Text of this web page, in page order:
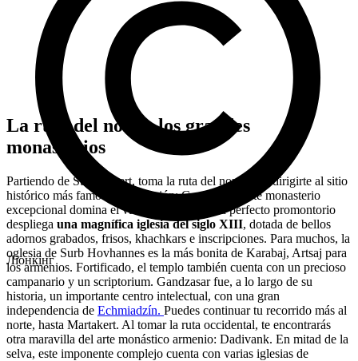
Ліонкінг
La ruta del norte: los grandes
monasterios
Partiendo de Stepanakert, toma la ruta del norte para dirigirte al sitio
histórico más famoso de la región: Gandzasar. Este monasterio
excepcional domina el valle de Vank. En su perfecto promontorio
despliega una magnífica iglesia del siglo XIII, dotada de bellos
adornos grabados, frisos, khachkars e inscripciones. Para muchos, la
oglesia de Surb Hovhannes es la más bonita de Karabaj, Artsaj para
los armenios. Fortificado, el templo también cuenta con un precioso
campanario y un scriptorium. Gandzasar fue, a lo largo de su
historia, un importante centro intelectual, con una gran
independencia de Echmiadzín. Puedes continuar tu recorrido más al
norte, hasta Martakert. Al tomar la ruta occidental, te encontrarás
otra maravilla del arte monástico armenio: Dadivank. En mitad de la
selva, este imponente complejo cuenta con varias iglesias de